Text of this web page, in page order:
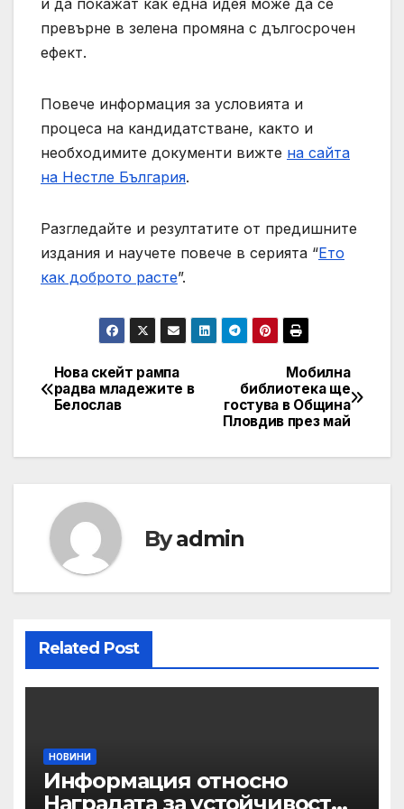
и да покажат как една идея може да се
превърне в зелена промяна с дългосрочен
ефект.
Повече информация за условията и
процеса на кандидатстване, както и
необходимите документи вижте на сайта
на Нестле България.
Разгледайте и резултатите от предишните
издания и научете повече в серията “Ето
как доброто расте”.
Post
navigation
Мобилна
библиотека ще
гостува в Община
Пловдив през май
Нова скейт рампа
радва младежите в
Белослав
Byadmin
Related Post
НОВИНИ
Информация относно
Наградата за устойчивост